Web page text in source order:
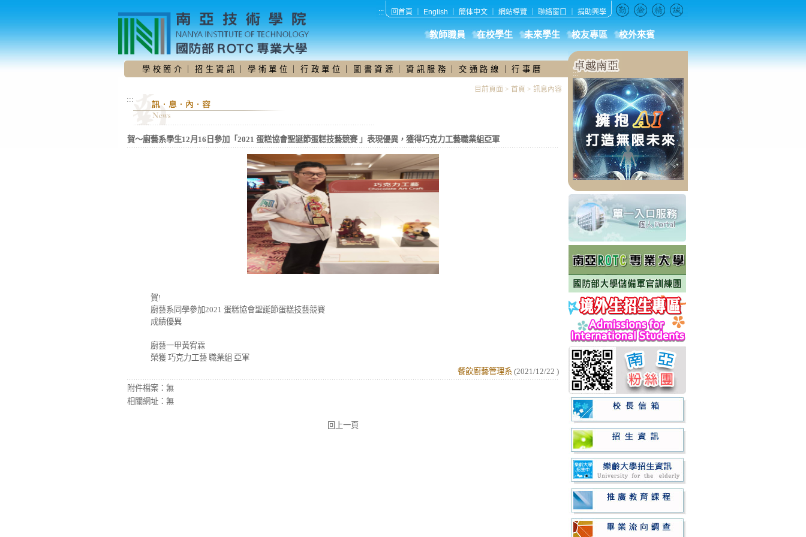
要
內
::: 回首頁 English 簡体中文 網站導覽 聯絡窗口 捐助興學
教師職員 在校學生 未來學生 校友專區 校外來賓
學 校 簡 介 招 生 資 訊 學 術 單 位 ｜行 政 單 位 圖 書 資 源 ｜資 訊 服 務 交 通 路 線 ｜行 事 曆
目前頁面 > 首頁 > 訊息內容
:::
賀〜廚藝系學生12月16日參加「2021 蛋糕協會聖誕節蛋糕技藝競賽 」表現優異，獲得巧克力工藝職業組亞軍
賀!
廚藝系同學參加2021 蛋糕協會聖誕節蛋糕技藝競賽
成績優異
廚藝一甲黃宥霖
榮獲 巧克力工藝 職業組 亞軍
餐飲廚藝管理系 (2021/12/22 )
附件檔案： 無
相關網址： 無
回上一頁
:::